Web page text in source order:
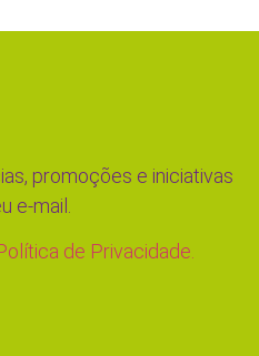
promoções e iniciativas
e-mail.
de Privacidade.